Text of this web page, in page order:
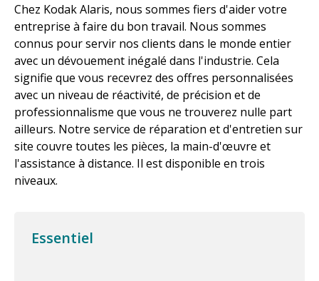
Chez Kodak Alaris, nous sommes fiers d'aider votre
entreprise à faire du bon travail. Nous sommes
connus pour servir nos clients dans le monde entier
avec un dévouement inégalé dans l'industrie. Cela
signifie que vous recevrez des offres personnalisées
avec un niveau de réactivité, de précision et de
professionnalisme que vous ne trouverez nulle part
ailleurs. Notre service de réparation et d'entretien sur
site couvre toutes les pièces, la main-d'œuvre et
l'assistance à distance. Il est disponible en trois
niveaux.
Essentiel